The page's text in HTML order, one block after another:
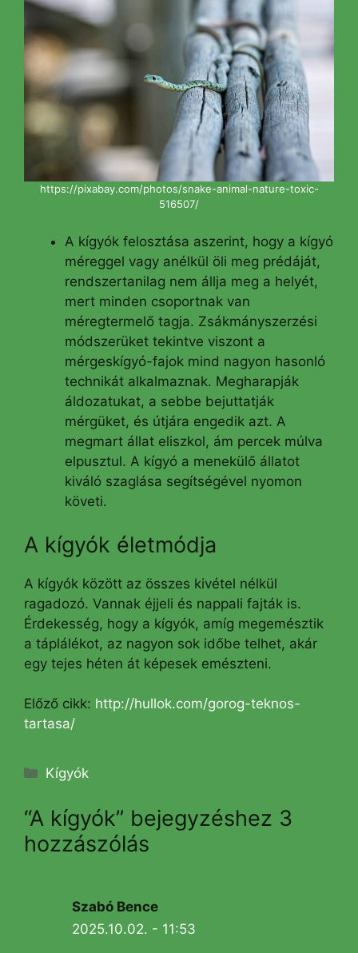
https://pixabay.com/photos/snake-animal-nature-toxic-
516507/
A kígyók felosztása aszerint, hogy a kígyó
méreggel vagy anélkül öli meg prédáját,
rendszertanilag nem állja meg a helyét,
mert minden csoportnak van
méregtermelő tagja. Zsákmányszerzési
módszerüket tekintve viszont a
mérgeskígyó-fajok mind nagyon hasonló
technikát alkalmaznak. Megharapják
áldozatukat, a sebbe bejuttatják
mérgüket, és útjára engedik azt. A
megmart állat eliszkol, ám percek múlva
elpusztul. A kígyó a menekülő állatot
kiváló szaglása segítségével nyomon
követi.
A kígyók életmódja
A kígyók között az összes kivétel nélkül
ragadozó. Vannak éjjeli és nappali fajták is.
Érdekesség, hogy a kígyók, amíg megemésztik
a táplálékot, az nagyon sok időbe telhet, akár
egy tejes héten át képesek emészteni.
Előző cikk: http://hullok.com/gorog-teknos-
tartasa/
Kategória
Kígyók
“A kígyók” bejegyzéshez 3
hozzászólás
Szabó Bence
2025.10.02. - 11:53